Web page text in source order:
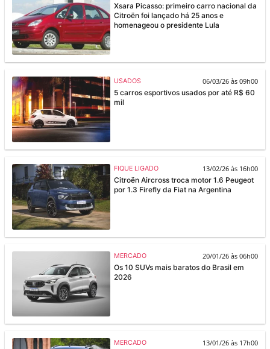
Xsara Picasso: primeiro carro nacional da
Citroën foi lançado há 25 anos e
homenageou o presidente Lula
USADOS
06/03/26 às 09h00
5 carros esportivos usados por até R$ 60
mil
FIQUE LIGADO
13/02/26 às 16h00
Citroën Aircross troca motor 1.6 Peugeot
por 1.3 Firefly da Fiat na Argentina
MERCADO
20/01/26 às 06h00
Os 10 SUVs mais baratos do Brasil em
2026
MERCADO
13/01/26 às 17h00